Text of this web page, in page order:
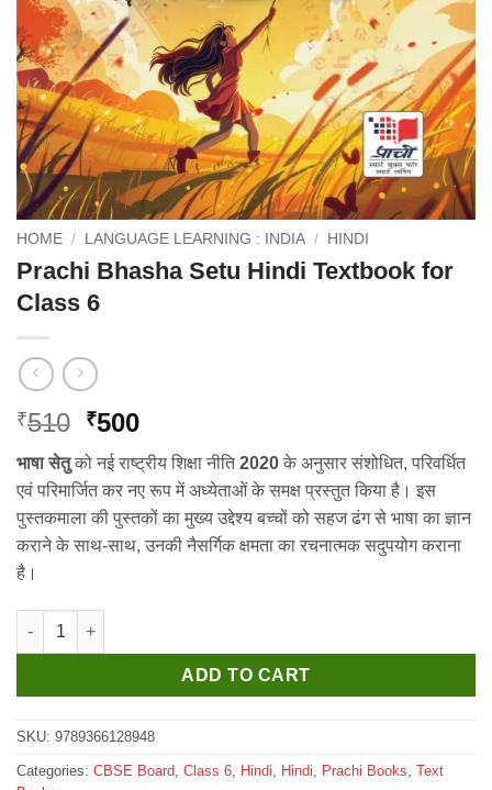
HOME / LANGUAGE LEARNING : INDIA / HINDI
Prachi Bhasha Setu Hindi Textbook for
Class 6
₹510 Original
price
was:
₹510.
₹500Current
price
is:
₹500.
भाषा सेतुको नई राष्ट्रीय शिक्षा नीति2020 के अनुसार संशोधित, परिवर्धित
एवं परिमार्जित कर नए रूप में अध्येताओं के समक्ष प्रस्तुत किया है। इस
पुस्तकमाला की पुस्तकों का मुख्य उद्देश्य बच्चों को सहज ढंग से भाषा का ज्ञान
कराने के साथ-साथ, उनकी नैसर्गिक क्षमता का रचनात्मक सदुपयोग कराना
है।
Prachi Bhasha Setu Hindi Textbook for Class 6 quantity
ADD TO CART
SKU: 9789366128948
Categories: CBSE Board Class 6 Hindi Hindi Prachi Books Text